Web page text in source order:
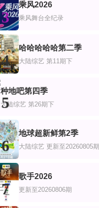
3
乘风2026
乘风舞台全纪录
4
哈哈哈哈哈第二季
大陆综艺 第11期下
5
种地吧第四季
大陆综艺 第26期下
6
地球超新鲜第2季
大陆综艺 更新至20260805期
7
歌手2026
更新至20260806期